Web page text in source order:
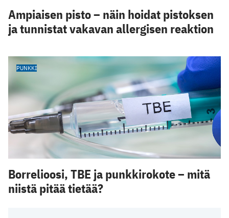
Ampiaisen pisto – näin hoidat pistoksen
ja tunnistat vakavan allergisen reaktion
PUNKKI
Borrelioosi, TBE ja punkkirokote – mitä
niistä pitää tietää?